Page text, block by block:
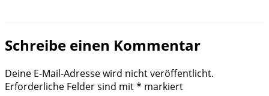
Schreibe einen Kommentar
Deine E-Mail-Adresse wird nicht veröffentlicht.
Erforderliche Felder sind mit* markiert